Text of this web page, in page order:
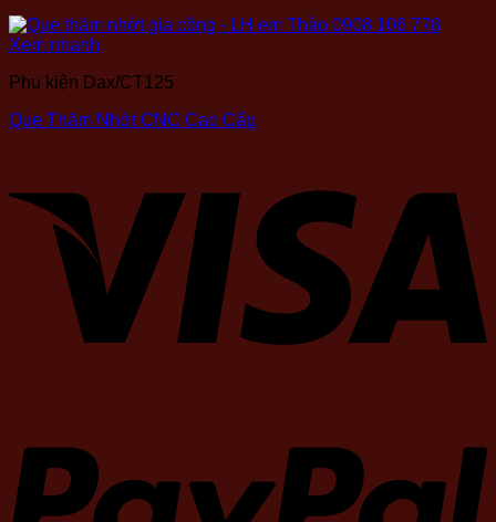
Xem nhanh
Phụ kiện Dax/CT125
Que Thăm Nhớt CNC Cao Cấp